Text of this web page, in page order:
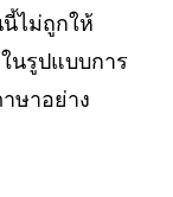
ไม่ถูกให้
นรูปแบบการ
ษาอย่าง